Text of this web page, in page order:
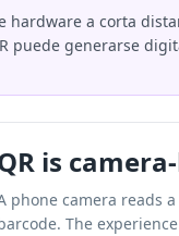
a corta
generarse
is
phone camera reads
The